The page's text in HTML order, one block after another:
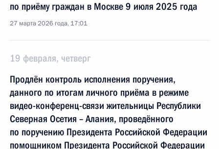
по приёму граждан в Москве 9 июля 2025 года
27 марта 2026 года, 17:01
19 февраля, четверг
Продлён контроль исполнения поручения,
данного по итогам личного приёма в режиме
видео-конференц-связи жительницы Республики
Северная Осетия – Алания, проведённого
по поручению Президента Российской Федерации
помощником Президента Российской Федерации